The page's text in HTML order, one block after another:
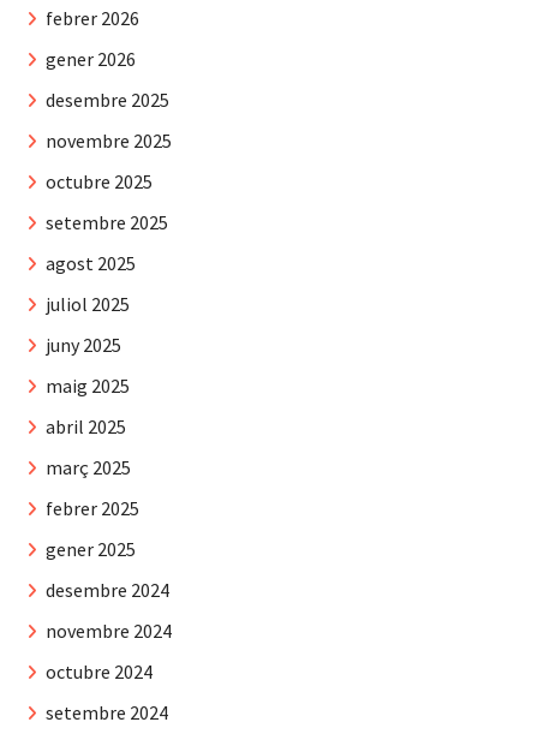
febrer 2026
gener 2026
desembre 2025
novembre 2025
octubre 2025
setembre 2025
agost 2025
juliol 2025
juny 2025
maig 2025
abril 2025
març 2025
febrer 2025
gener 2025
desembre 2024
novembre 2024
octubre 2024
setembre 2024